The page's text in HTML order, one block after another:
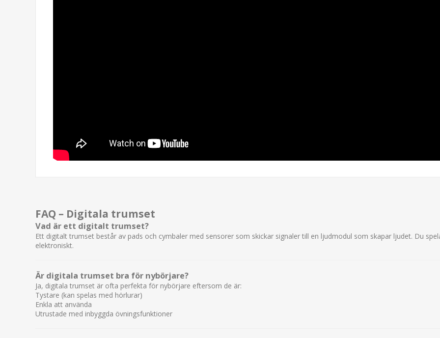
FAQ – Digitala trumset
Vad är ett digitalt trumset?
Ett digitalt trumset består av pads och cymbaler med sensorer som skickar signaler till en ljudmodul som skapar ljudet. Du
elektroniskt.
Är digitala trumset bra för nybörjare?
Ja, digitala trumset är ofta perfekta för nybörjare eftersom de är:
Tystare (kan spelas med hörlurar)
Enkla att använda
Utrustade med inbyggda övningsfunktioner